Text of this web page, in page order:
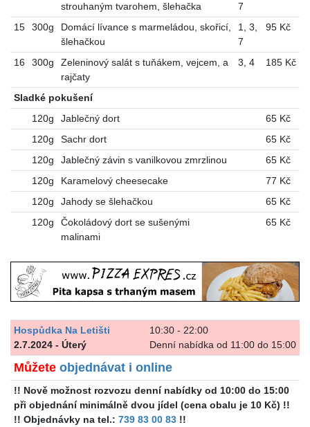
strouhaným tvarohem, šlehačka
7
15 300g
Domácí lívance s marmeládou, skořicí,
šlehačkou
1, 3,
7
95 Kč
16 300g
Zeleninový salát s tuňákem, vejcem, a
rajčaty
3, 4 185 Kč
Sladké pokušení
120g
Jablečný dort
65 Kč
120g
Sachr dort
65 Kč
120g
Jablečný závin s vanilkovou zmrzlinou
65 Kč
120g
Karamelový cheesecake
77 Kč
120g
Jahody se šlehačkou
65 Kč
120g
Čokoládový dort se sušenými
malinami
65 Kč
10:30 - 22:00
Denní nabídka od 11:00 do 15:00
Hospůdka Na Letišti
2.7.2024 - Úterý
Můžete objednávat i online
!! Nově možnost rozvozu denní nabídky od 10:00 do 15:00
při objednání minimálně dvou jídel (cena obalu je 10 Kč) !!
!! Objednávky na tel.: 739 83 00 83!!